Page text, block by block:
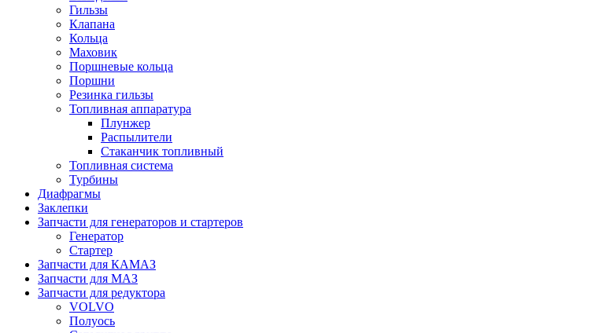
Гильзы
Клапана
Кольца
Маховик
Поршневые кольца
Поршни
Резинка гильзы
Топливная аппаратура
Плунжер
Распылители
Стаканчик топливный
Топливная система
Турбины
Диафрагмы
Заклепки
Запчасти для генераторов и стартеров
Генератор
Стартер
Запчасти для КАМАЗ
Запчасти для МАЗ
Запчасти для редуктора
VOLVO
Полуось